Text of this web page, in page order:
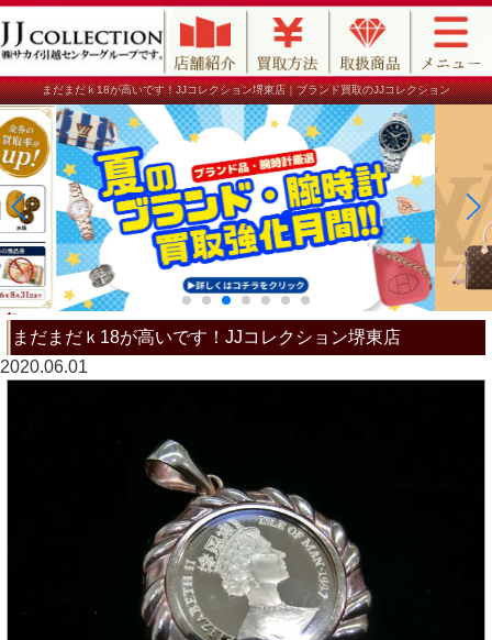
まだまだｋ18が高いです！JJコレクション堺東店｜ブランド買取のJJコレクション
まだまだｋ18が高いです！JJコレクション堺東店
2020.06.01